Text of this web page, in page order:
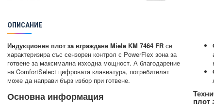
ОПИСАНИЕ
Индукционен плот за вграждане Miele KM 7464 FR се
характеризира със сензорен контрол с PowerFlex зона за
готвене за максимална изходна мощност. А благодарение
на ComfortSelect цифровата клавиатура, потребителят
може да направи бърз избор при готвене.
Основна информация плот